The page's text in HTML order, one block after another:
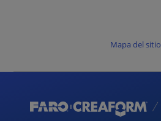
Mapa del sitio